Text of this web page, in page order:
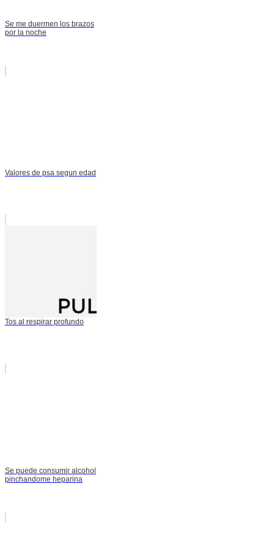
Se me duermen los brazos
por la noche
Valores de psa segun edad
Tos al respirar profundo
Se puede consumir alcohol
pinchandome heparina